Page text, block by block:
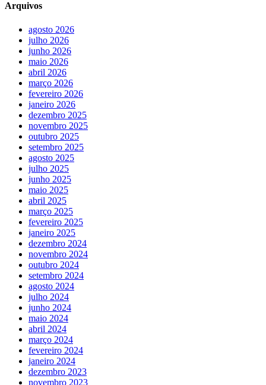
Arquivos
agosto 2026
julho 2026
junho 2026
maio 2026
abril 2026
março 2026
fevereiro 2026
janeiro 2026
dezembro 2025
novembro 2025
outubro 2025
setembro 2025
agosto 2025
julho 2025
junho 2025
maio 2025
abril 2025
março 2025
fevereiro 2025
janeiro 2025
dezembro 2024
novembro 2024
outubro 2024
setembro 2024
agosto 2024
julho 2024
junho 2024
maio 2024
abril 2024
março 2024
fevereiro 2024
janeiro 2024
dezembro 2023
novembro 2023